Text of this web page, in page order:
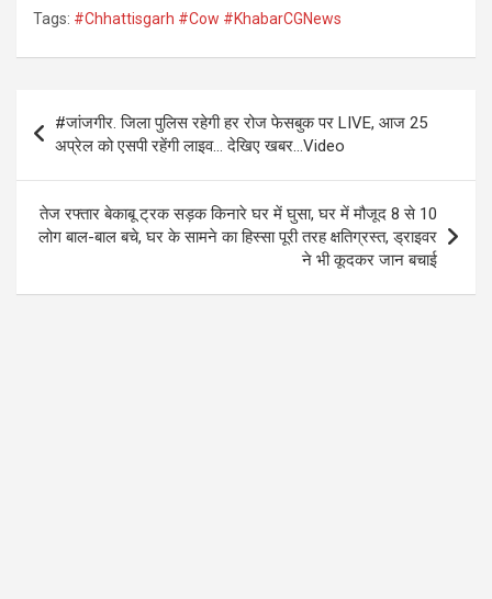
o
k
p
p
m
Tags: #Chhattisgarh #Cow #KhabarCGNews
navigation
#जांजगीर. जिला पुलिस रहेगी हर रोज फेसबुक पर LIVE, आज 25
अप्रेल को एसपी रहेंगी लाइव… देखिए खबर…Video
तेज रफ्तार बेकाबू ट्रक सड़क किनारे घर में घुसा, घर में मौजूद 8 से 10
लोग बाल-बाल बचे, घर के सामने का हिस्सा पूरी तरह क्षतिग्रस्त, ड्राइवर
ने भी कूदकर जान बचाई